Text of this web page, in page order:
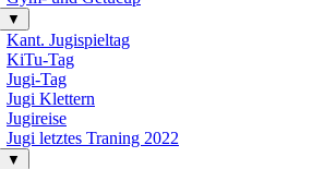
▼
Kant. Jugispieltag
KiTu-Tag
Jugi-Tag
Jugi Klettern
Jugireise
Jugi letztes Traning 2022
▼